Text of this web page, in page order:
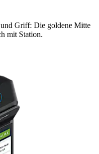
Griff: Die goldene Mitte
mit Station.